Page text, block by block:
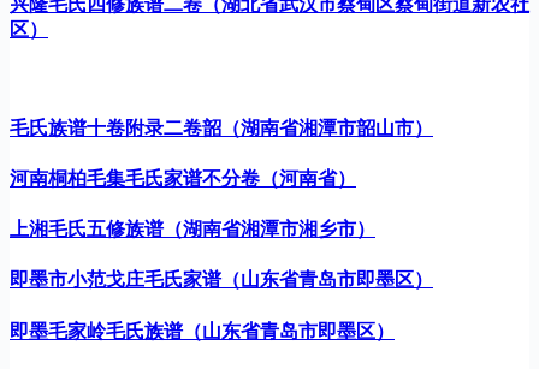
兴隆毛氏四修族谱二卷（湖北省武汉市蔡甸区蔡甸街道新农社
区）
毛氏族谱十卷附录二卷韶（湖南省湘潭市韶山市）
河南桐柏毛集毛氏家谱不分卷（河南省）
上湘毛氏五修族谱（湖南省湘潭市湘乡市）
即墨市小范戈庄毛氏家谱（山东省青岛市即墨区）
即墨毛家岭毛氏族谱（山东省青岛市即墨区）